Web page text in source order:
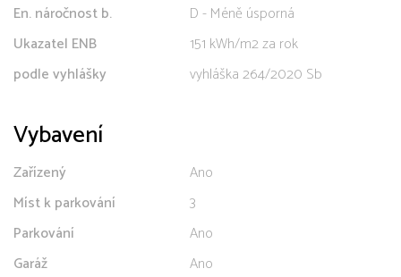
En. náročnost b.
D - Méně úsporná
Ukazatel ENB
151 kWh/m2 za rok
podle vyhlášky
vyhláška 264/2020 Sb
Vybavení
Zařízený
Ano
Míst k parkování
3
Parkování
Ano
Garáž
Ano